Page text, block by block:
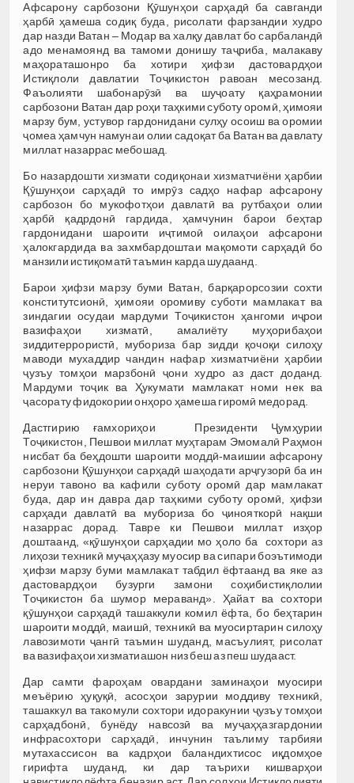
Афсарону сарбозони Қӯшунҳои сарҳадӣ ба савганди
ҳарбӣ ҳамеша содиқ буда, рисолати фарзандии худро
дар назди Ватан – Модар ва халқу давлат бо сарбаландӣ
адо менамоянд ва тамоми донишу таҷриба, малакаву
маҳораташонро ба хотири ҳифзи дастовардҳои
Истиқлоли давлатии Тоҷикистон равоан месозанд.
Фаъолияти шабонарӯзӣ ва шуҷоату қаҳрамонии
сарбозони Ватан дар роҳи таҳкими суботу оромӣ, ҳимояи
марзу бум, устувор гардонидани сулҳу осоиш ва оромии
ҷомеа ҳамчун намунаи олии садоқат ба Ватан ва давлату
миллат назаррас мебошад.
Бо назардошти хизмати содиқонаи хизматчиёни ҳарбии
Қӯшунҳои сарҳадӣ то имрӯз садҳо нафар афсарону
сарбозон бо мукофотҳои давлатӣ ва рутбаҳои олии
ҳарбӣ қадрдонӣ гардида, ҳамчунин барои беҳтар
гардонидани шароити иҷтимоӣ оилаҳои афсарони
ҳалокгардида ва захмбардоштаи мақомоти сарҳадӣ бо
манзили истиқоматӣ таъмин карда шудаанд.
Барои ҳифзи марзу буми Ватан, барқарорсозии сохти
конститутсионӣ, ҳимояи оромиву суботи мамлакат ва
зиндагии осудаи мардуми Тоҷикистон ҳангоми иҷрои
вазифаҳои хизматӣ, амалиёту муҳорибаҳои
зиддитеррористӣ, мубориза бар зидди қочоқи силоҳу
маводи мухаддир чандин нафар хизматчиёни ҳарбии
ҷузъу томҳои марзбонӣ ҷони худро аз даст доданд.
Мардуми тоҷик ва Ҳукумати мамлакат номи нек ва
ҷасорату фидокории онҳоро ҳамеша гиромӣ медорад.
Дастгирию ғамхориҳои Президенти Ҷумҳурии
Тоҷикистон, Пешвои миллат муҳтарам Эмомалӣ Раҳмон
нисбат ба беҳдошти шароити моддӣ-маишии афсарону
сарбозони Қӯшунҳои сарҳадӣ шаҳодати арҷгузорӣ ба ин
неруи тавоно ва кафили суботу оромӣ дар мамлакат
буда, дар ин давра дар таҳкими суботу оромӣ, ҳифзи
сарҳади давлатӣ ва мубориза бо ҷинояткорӣ нақши
назаррас дорад. Тавре ки Пешвои миллат изҳор
доштаанд, «қӯшунҳои сарҳадии мо ҳоло ба сохтори аз
лиҳози техникӣ муҷаҳҳазу муосир ва сипари боэътимоди
ҳифзи марзу буми мамлакат табдил ёфтаанд ва яке аз
дастовардҳои бузурги замони соҳибистиқлолии
Тоҷикистон ба шумор мераванд». Ҳайат ва сохтори
қӯшунҳои сарҳадӣ ташаккули комил ёфта, бо беҳтарин
шароити моддӣ, маишӣ, техникӣ ва муосиртарин силоҳу
лавозимоти ҷангӣ таъмин шуданд, масъулият, рисолат
ва вазифаҳои хизматиашон низ беш аз пеш шудааст.
Дар самти фароҳам овардани заминаҳои муосири
меъёрию ҳуқуқӣ, асосҳои зарурии моддиву техникӣ,
ташаккул ва такомули сохтори идоракунии ҷузъу томҳои
сарҳадбонӣ, бунёду навсозӣ ва муҷаҳҳазгардонии
инфрасохтори сарҳадӣ, инчунин таълиму тарбияи
мутахассисон ва кадрҳои баландихтисос иқдомҳое
гирифта шуданд, ки дар таърихи кишварҳои